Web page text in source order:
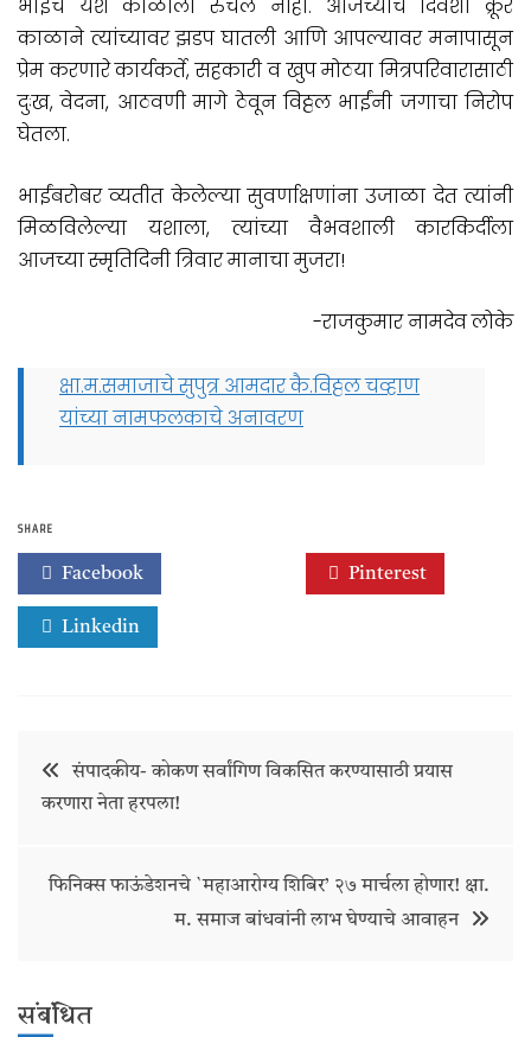
भाईंचं यश काळाला रुचलं नाही. आजच्याच दिवशी क्रूर
काळाने त्यांच्यावर झडप घातली आणि आपल्यावर मनापासून
प्रेम करणारे कार्यकर्ते, सहकारी व खुप मोठया मित्रपरिवारासाठी
दुःख, वेदना, आठवणी मागे ठेवून विठ्ठल भाईंनी जगाचा निरोप
घेतला.
भाईंबरोबर व्यतीत केलेल्या सुवर्णाक्षणांना उजाळा देत त्यांनी
मिळविलेल्या यशाला, त्यांच्या वैभवशाली कारकिर्दीला
आजच्या स्मृतिदिनी त्रिवार मानाचा मुजरा!
-राजकुमार नामदेव लोके
क्षा.म.समाजाचे सुपुत्र आमदार कै.विठ्ठल चव्हाण
यांच्या नामफलकाचे अनावरण
SHARE
Facebook Pinterest
Linkedin
Post
navigation
संपादकीय- कोकण सर्वांगिण विकसित करण्यासाठी प्रयास
करणारा नेता हरपला!
फिनिक्स फाऊंडेशनचे `महाआरोग्य शिबिर’ २७ मार्चला होणार! क्षा.
म. समाज बांधवांनी लाभ घेण्याचे आवाहन
संबंधित